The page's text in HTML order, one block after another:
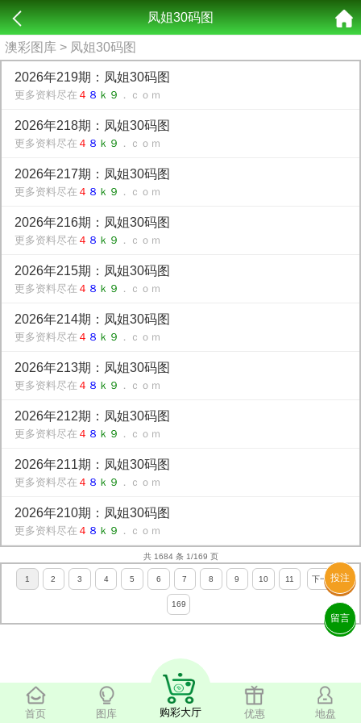
首页 图库 购彩大厅 优惠 地盘
投注
留言
凤姐30码图
澳彩图库 > 凤姐30码图
2026年219期：凤姐30码图
更多资料尽在 ４ ８ ｋ９ ．ｃｏｍ
2026年218期：凤姐30码图
更多资料尽在 ４ ８ ｋ９ ．ｃｏｍ
2026年217期：凤姐30码图
更多资料尽在 ４ ８ ｋ９ ．ｃｏｍ
2026年216期：凤姐30码图
更多资料尽在 ４ ８ ｋ９ ．ｃｏｍ
2026年215期：凤姐30码图
更多资料尽在 ４ ８ ｋ９ ．ｃｏｍ
2026年214期：凤姐30码图
更多资料尽在 ４ ８ ｋ９ ．ｃｏｍ
2026年213期：凤姐30码图
更多资料尽在 ４ ８ ｋ９ ．ｃｏｍ
2026年212期：凤姐30码图
更多资料尽在 ４ ８ ｋ９ ．ｃｏｍ
2026年211期：凤姐30码图
更多资料尽在 ４ ８ ｋ９ ．ｃｏｍ
2026年210期：凤姐30码图
更多资料尽在 ４ ８ ｋ９ ．ｃｏｍ
共 1684 条 1/169 页
1 2 3 4 5 6 7 8 9 10 11 下一页
169